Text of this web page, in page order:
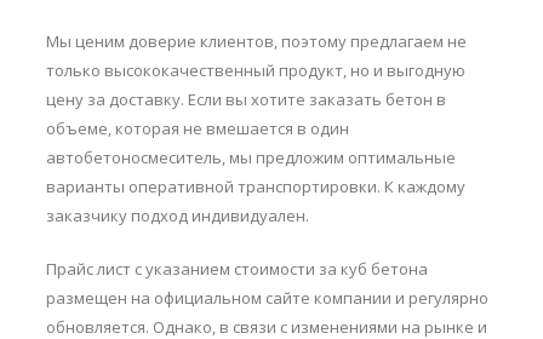
Мы ценим доверие клиентов, поэтому предлагаем не
только высококачественный продукт, но и выгодную
цену за доставку. Если вы хотите заказать бетон в
объеме, которая не вмешается в один
автобетоносмеситель, мы предложим оптимальные
варианты оперативной транспортировки. К каждому
заказчику подход индивидуален.
Прайс лист с указанием стоимости за куб бетона
размещен на официальном сайте компании и регулярно
обновляется. Однако, в связи с изменениями на рынке и